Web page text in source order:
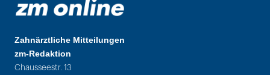
Zahnärztliche Mitteilungen
zm-Redaktion
Chausseestr. 13